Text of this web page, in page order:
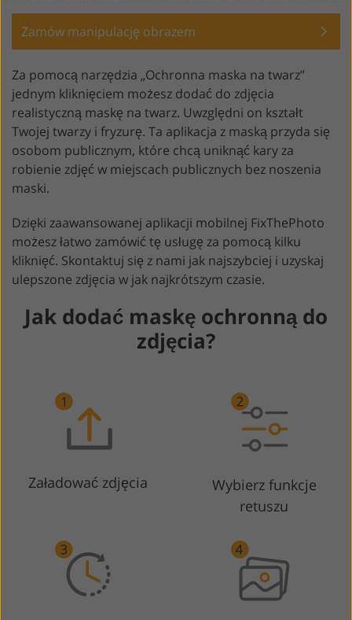
Zamów manipulację obrazem
Za pomocą narzędzia „Ochronna maska na twarz”
jednym kliknięciem możesz dodać do zdjęcia
realistyczną maskę na twarz. Uwzględni on kształt
Twojej twarzy i fryzurę. Ta aplikacja z maską przyda się
osobom publicznym, które chcą uniknąć kary za
robienie zdjęć w miejscach publicznych bez noszenia
maski.
Dzięki zaawansowanej aplikacji mobilnej FixThePhoto
możesz łatwo zamówić tę usługę za pomocą kilku
kliknięć. Skontaktuj się z nami jak najszybciej i uzyskaj
ulepszone zdjęcia w jak najkrótszym czasie.
Jak dodać maskę ochronną do
zdjęcia?
Załadować zdjęcia
Wybierz funkcje
retuszu